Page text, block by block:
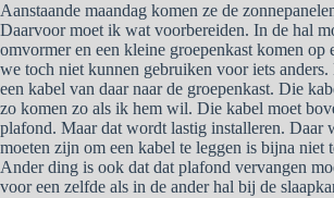
Aanstaande maandag komen ze de
Daarvoor moet ik wat voorbereiden. In de hal
omvormer en een kleine groepenkast komen op
we toch niet kunnen gebruiken voor iets anders.
een kabel van daar naar de groepenkast. Die
zo komen zo als ik hem wil. Die kabel moet
plafond. Maar dat wordt lastig installeren. Daar
moeten zijn om een kabel te leggen is bijna niet
Ander ding is ook dat dat plafond vervangen
voor een zelfde als in de ander hal bij de